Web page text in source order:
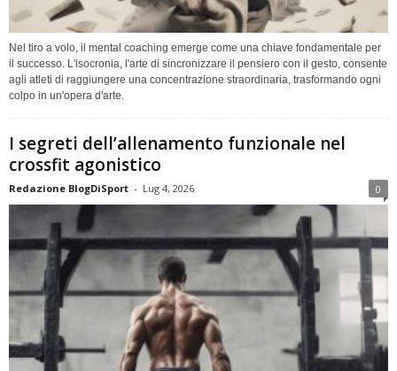
Nel tiro a volo, il mental coaching emerge come una chiave fondamentale per
il successo. L'isocronia, l'arte di sincronizzare il pensiero con il gesto, consente
agli atleti di raggiungere una concentrazione straordinaria, trasformando ogni
colpo in un'opera d'arte.
I segreti dell’allenamento funzionale nel
crossfit agonistico
Redazione BlogDiSport - Lug 4, 2026 0